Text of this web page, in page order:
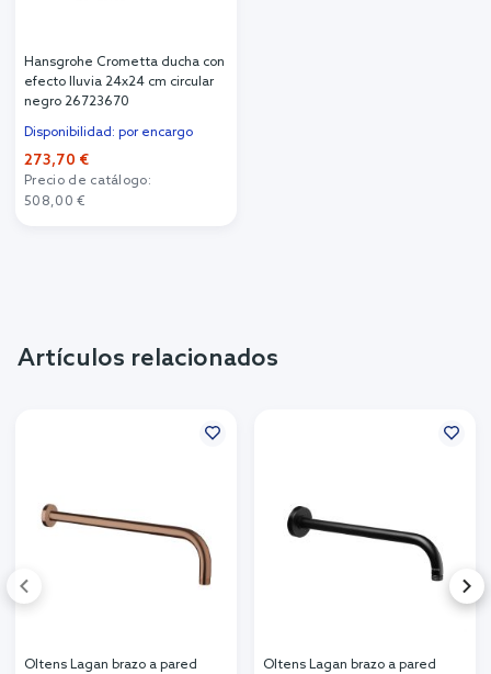
Hansgrohe Crometta ducha con
efecto lluvia 24x24 cm circular
negro 26723670
Disponibilidad: por encargo
273,70 €
Precio de catálogo:
508,00 €
Artículos relacionados
Oltens Lagan brazo a pared
Oltens Lagan brazo a pared